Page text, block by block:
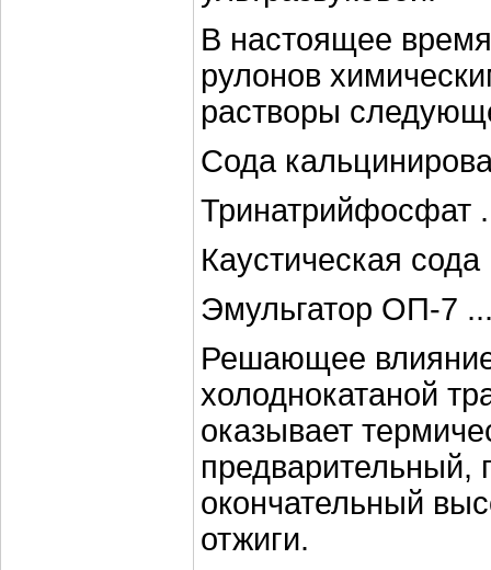
В настоящее
рулонов
растворы
Сода
Тринатрийфосфат
Каустическая
Эмульгатор ОП-7
Решающее
холоднокатаной
оказывает
предварительный,
окончательный
отжиги.